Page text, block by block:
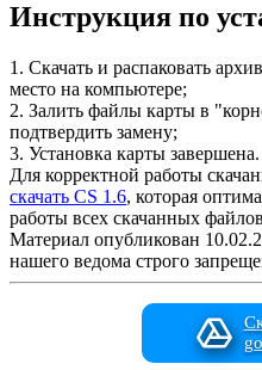
Инструкция по
1. Скачать и распаковать
место на компьютере;
2. Залить файлы карты в
подтвердить замену;
3. Установка карты завершена.
Для корректной работы
скачать CS 1.6, которая
работы всех скачанных
Материал опубликован
нашего ведома строго